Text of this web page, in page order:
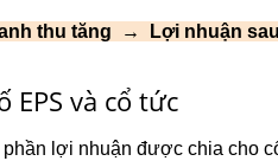
thu tăng  →  Lợi nhuận
EPS và cổ tức
lợi nhuận được chia cho